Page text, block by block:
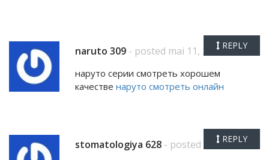
naruto 309 - posted mai 11, 2026
наруто серии смотреть хорошем
качестве наруто смотреть онлайн
REPLY
stomatologiya 628 - posted mai 11, 2026
REPLY